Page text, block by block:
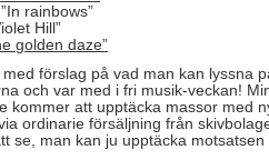
rainbows”
Hill”
golden daze”
med förslag på vad man kan lyssna
och var med i fri musik-veckan!
kommer att upptäcka massor med
ordinarie försäljning från
se, man kan ju upptäcka motsatsen